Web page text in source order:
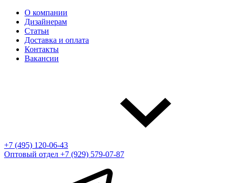
О компании
Дизайнерам
Статьи
Доставка и оплата
Контакты
Вакансии
+7 (495) 120-06-43
Оптовый отдел +7 (929) 579-07-87